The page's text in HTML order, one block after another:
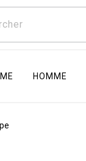
HOMME